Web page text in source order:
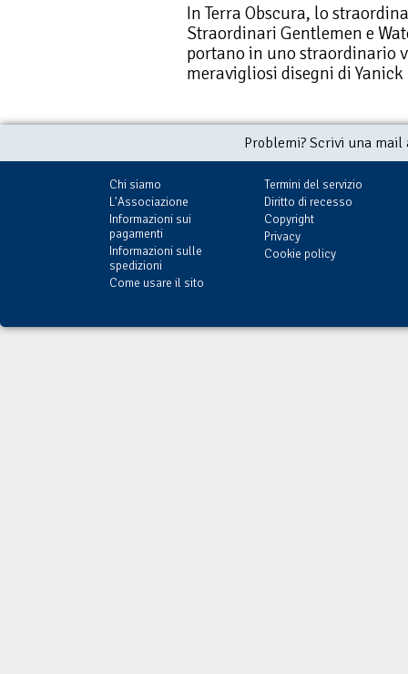
In Terra Obscura, lo
Straordinari Gentlemen e
portano in uno straordinario
meravigliosi disegni di Yanick
Problemi? Scrivi una
Chi siamo
L'Associazione
Informazioni sui
pagamenti
Informazioni sulle
spedizioni
Come usare il sito
Termini del servizio
Diritto di recesso
Copyright
Privacy
Cookie policy